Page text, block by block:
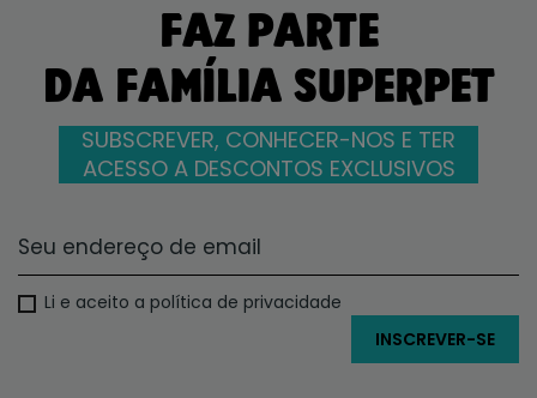
FAZ PARTE
DA FAMÍLIA SUPERPET
SUBSCREVER, CONHECER-NOS E TER
ACESSO A DESCONTOS EXCLUSIVOS
Li e aceito a política de privacidade